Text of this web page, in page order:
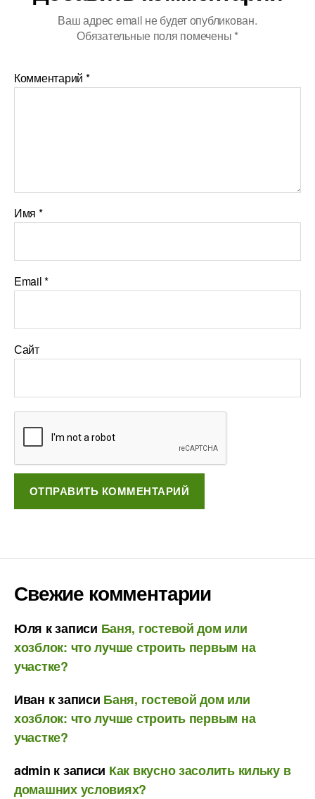
Ваш адрес email не будет опубликован.
Обязательные поля помечены *
Комментарий *
Имя *
Email*
Сайт
Свежие комментарии
Юля к записи Баня, гостевой дом или
хозблок: что лучше строить первым на
участке?
Иван к записи Баня, гостевой дом или
хозблок: что лучше строить первым на
участке?
admin к записи Как вкусно засолить кильку в
домашних условиях?